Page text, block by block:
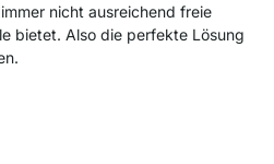
nicht ausreichend freie
bietet. Also die perfekte Lösung